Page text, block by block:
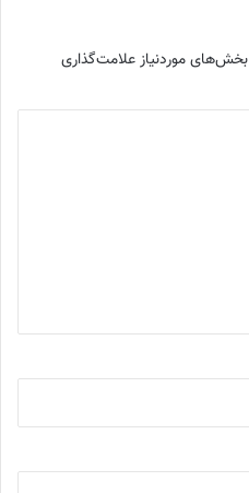
بخش‌های موردنیاز علامت‌گذاری